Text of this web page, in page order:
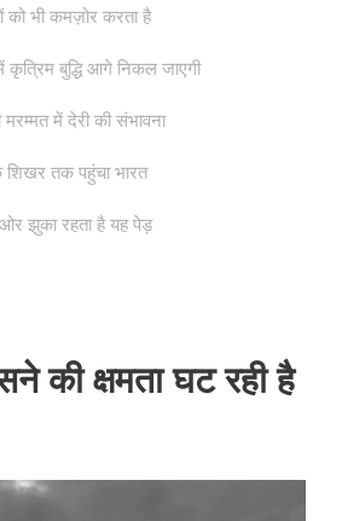
को भी कमज़ोर करता है
कृत्रिम बुद्धि आगे निकल जाएगी
में देरी की संभावना
शिखर तक पहुंचा भारत
झुका रहता है यह पेड़
की क्षमता घट रही है